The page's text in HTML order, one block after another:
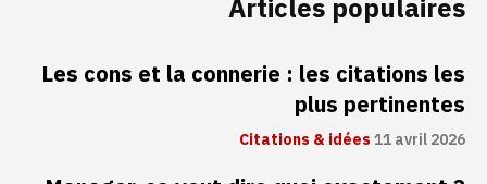
Articles populaires
Les cons et la connerie : les citations les
plus pertinentes
Citations & idées11 avril 2026